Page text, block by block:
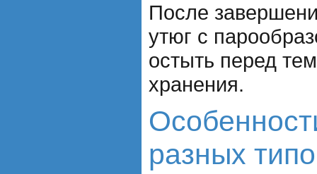
После
утюг с
остыть перед
хранения.
разных